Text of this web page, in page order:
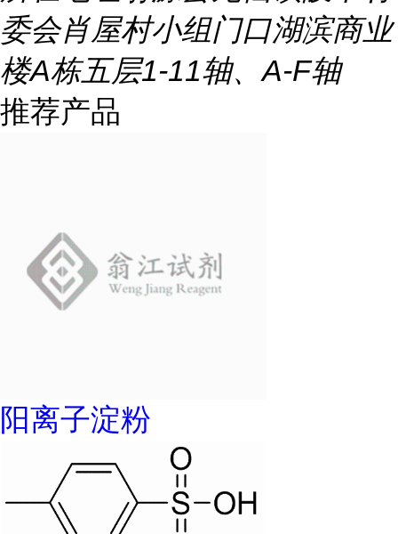
委会肖屋村小组门口湖滨商业
楼A栋五层1-11轴、A-F轴
推荐产品
阳离子淀粉